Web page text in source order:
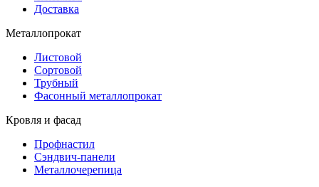
Доставка
Металлопрокат
Листовой
Сортовой
Трубный
Фасонный металлопрокат
Кровля и фасад
Профнастил
Сэндвич-панели
Металлочерепица